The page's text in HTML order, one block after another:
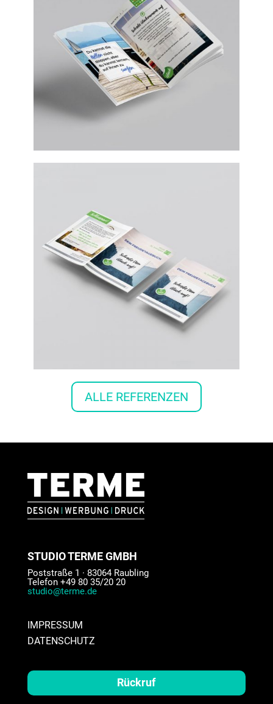
ALLE REFERENZEN
STUDIO TERME GMBH
Poststraße 1 · 83064 Raubling
Telefon +49 80 35/20 20
studio@terme.de
IMPRESSUM
DATENSCHUTZ
Rückruf